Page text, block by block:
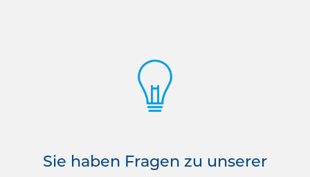
Sie haben Fragen zu unserer